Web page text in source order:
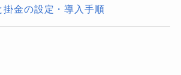
掛金の設定・導入手順